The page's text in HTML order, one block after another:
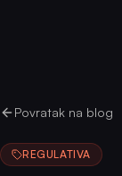
Povratak na blog
REGULATIVA